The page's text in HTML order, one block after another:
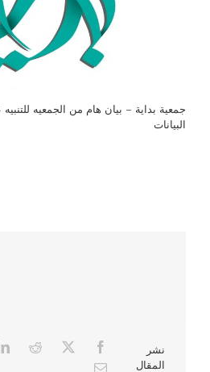
جمعية بداية – بيان هام من الجمعيه
البيانات
نشر
المقال